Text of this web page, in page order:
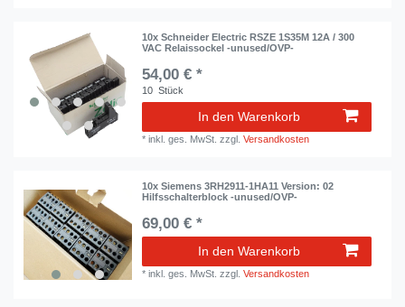
10x Schneider Electric RSZE 1S35M 12A / 300
VAC Relaissockel -unused/OVP-
54,00 € *
10 Stück
In den Warenkorb
*inkl. ges. MwSt. zzgl.Versandkosten
10x Siemens 3RH2911-1HA11 Version: 02
Hilfsschalterblock -unused/OVP-
69,00 € *
In den Warenkorb
*inkl. ges. MwSt. zzgl.Versandkosten